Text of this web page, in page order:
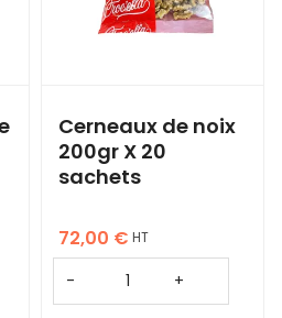
Cerneaux de noix
200gr X 20
sachets
72,00 € HT